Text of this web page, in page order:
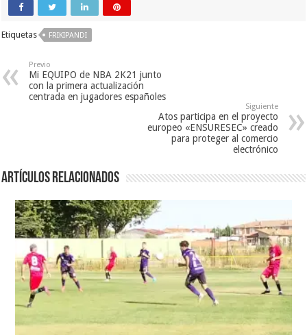
Etiquetas FRIKIPANDI
Previo
Mi EQUIPO de NBA 2K21 junto
con la primera actualización
centrada en jugadores españoles
Siguiente
Atos participa en el proyecto
europeo «ENSURESEC» creado
para proteger al comercio
electrónico
Artículos relacionados